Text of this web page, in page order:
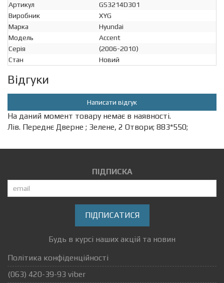
Артикул
GS3214D301
Виробник
XYG
Марка
Hyundai
Модель
Accent
Серія
(2006-2010)
Стан
Новий
Відгуки
Написати відгук
На даний момент товару немає в наявності.
Лів. Переднє Дверне ; Зелене, 2 Отвори; 883*550;
ПІДПИСКА
ПІДПИСАТИСЯ
Будь в курсі наших акцій та новин
Політика конфіденційності
(063) 420-39-93 viber